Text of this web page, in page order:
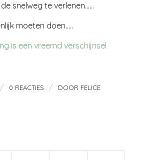
snelweg te verlenen……
moeten doen…..
is een vreemd verschijnsel
/ 0 REACTIES / DOOR FELICE